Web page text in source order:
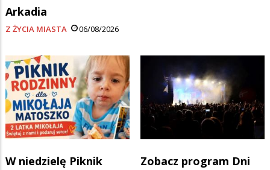
Arkadia
Z ŻYCIA MIASTA 06/08/2026
W niedzielę Piknik
Zobacz program Dni